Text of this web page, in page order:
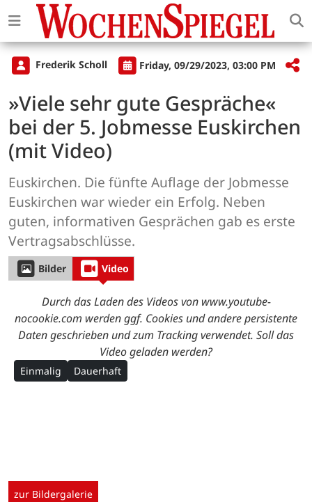
Frederik Scholl Friday, 09/29/2023, 03:00 PM
»Viele sehr gute Gespräche«
bei der 5. Jobmesse Euskirchen
(mit Video)
Euskirchen. Die fünfte Auflage der Jobmesse
Euskirchen war wieder ein Erfolg. Neben
guten, informativen Gesprächen gab es erste
Vertragsabschlüsse.
Bilder Video
Durch das Laden des Videos von www.youtube-
nocookie.com werden ggf. Cookies und andere persistente
Daten geschrieben und zum Tracking verwendet. Soll das
Video geladen werden?
Einmalig Dauerhaft
zur Bildergalerie